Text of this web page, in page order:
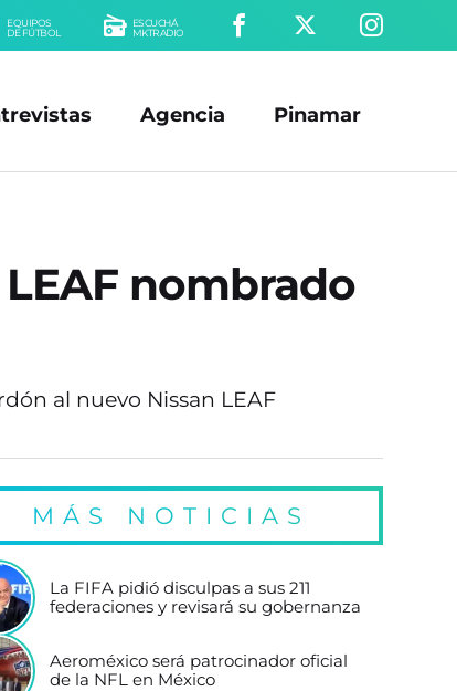
EQUIPOS
DE FÚTBOL
ESCUCHÁ
MKTRADIO
Agencia Pinamar
nombrado
al nuevo Nissan LEAF
MÁS NOTICIAS
La FIFA pidió disculpas a sus 211
federaciones y revisará su gobernanza
Aeroméxico será patrocinador oficial
de la NFL en México